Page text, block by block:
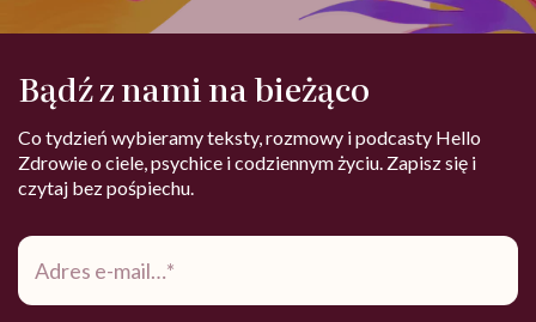
Bądź z nami na bieżąco
Co tydzień wybieramy teksty, rozmowy i podcasty Hello
Zdrowie o ciele, psychice i codziennym życiu. Zapisz się i
czytaj bez pośpiechu.
Adres
mail*